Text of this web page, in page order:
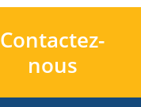
Contactez-
nous